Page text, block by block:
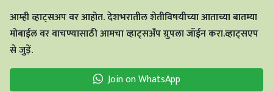
आम्ही व्हाट्सअप वर आहोत. देशभरातील शेतीविषयीच्या आताच्या बातम्या
मोबाईल वर वाचण्यासाठी आमचा व्हाट्सअँप ग्रुपला जॉईन करा.व्हाट्सएप
से जुड़ें.
Join on WhatsApp